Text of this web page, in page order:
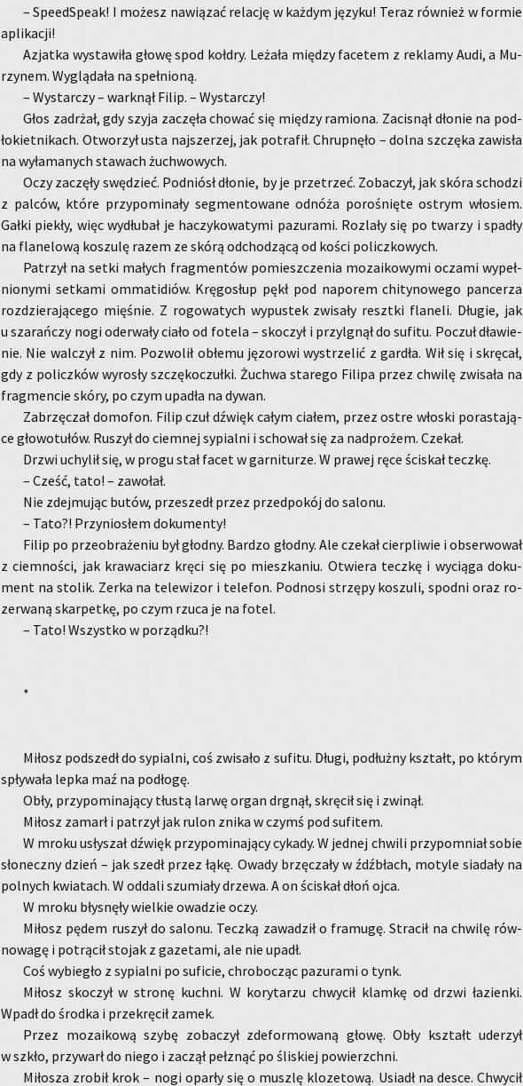
– Spe­ed­Spe­ak! I mo­żesz na­wią­zać re­la­cję w każ­dym ję­zy­ku! Teraz rów­nież w for­mie
apli­ka­cji!
Azjat­ka wy­sta­wi­ła głowę spod koł­dry. Le­ża­ła mię­dzy fa­ce­tem z re­kla­my Audi, a Mu­
rzy­nem. Wy­glą­da­ła na speł­nio­ną.
– Wy­star­czy – wark­nął Filip. – Wy­star­czy!
Głos za­drżał, gdy szyja za­czę­ła cho­wać się mię­dzy ra­mio­na. Za­ci­snął dło­nie na pod­
ło­kiet­ni­kach. Otwo­rzył usta naj­sze­rzej, jak po­tra­fił. Chrup­nę­ło – dolna szczę­ka za­wi­sła
na wy­ła­ma­nych sta­wach żu­chwo­wych.
Oczy za­czę­ły swę­dzieć. Pod­niósł dło­nie, by je prze­trzeć. Zo­ba­czył, jak skóra scho­dzi
z pal­ców, które przy­po­mi­na­ły seg­men­to­wa­ne od­nó­ża po­ro­śnię­te ostrym wło­siem.
Gałki pie­kły, więc wy­dłu­bał je ha­czy­ko­wa­ty­mi pa­zu­ra­mi. Roz­la­ły się po twa­rzy i spa­dły
na fla­ne­lo­wą ko­szu­lę razem ze skórą od­cho­dzą­cą od kości po­licz­ko­wych.
Pa­trzył na setki ma­łych frag­men­tów po­miesz­cze­nia mo­zai­ko­wy­mi ocza­mi wy­peł­
nio­ny­mi set­ka­mi om­ma­ti­diów. Krę­go­słup pękł pod na­po­rem chi­ty­no­we­go pan­ce­rza
roz­dzie­ra­ją­ce­go mię­śnie. Z ro­go­wa­tych wy­pu­stek zwi­sa­ły reszt­ki fla­ne­li. Dłu­gie, jak
u sza­rań­czy nogi ode­rwa­ły ciało od fo­te­la – sko­czył i przy­lgnął do su­fi­tu. Po­czuł dła­wie­
nie. Nie wal­czył z nim. Po­zwo­lił ob­łe­mu ję­zo­ro­wi wy­strze­lić z gar­dła. Wił się i skrę­cał,
gdy z po­licz­ków wy­ro­sły szczę­ko­czuł­ki. Żu­chwa sta­re­go Fi­li­pa przez chwi­lę zwi­sa­ła na
frag­men­cie skóry, po czym upa­dła na dywan.
Za­brzę­czał do­mo­fon. Filip czuł dźwięk całym cia­łem, przez ostre wło­ski po­ra­sta­ją­
ce gło­wo­tu­łów. Ru­szył do ciem­nej sy­pial­ni i scho­wał się za nad­pro­żem. Cze­kał.
Drzwi uchy­lił się, w progu stał facet w gar­ni­tu­rze. W pra­wej ręce ści­skał tecz­kę.
– Cześć, tato! – za­wo­łał.
Nie zdej­mu­jąc butów, prze­szedł przez przed­po­kój do sa­lo­nu.
– Tato?! Przy­nio­słem do­ku­men­ty!
Filip po prze­obra­że­niu był głod­ny. Bar­dzo głod­ny. Ale cze­kał cier­pli­wie i ob­ser­wo­wał
z ciem­no­ści, jak kra­wa­ciarz kręci się po miesz­ka­niu. Otwie­ra tecz­kę i wy­cią­ga do­ku­
ment na sto­lik. Zerka na te­le­wi­zor i te­le­fon. Pod­no­si strzę­py ko­szu­li, spodni oraz ro­
ze­rwa­ną skar­pet­kę, po czym rzuca je na fotel.
– Tato! Wszyst­ko w po­rząd­ku?!
*
Mi­łosz pod­szedł do sy­pial­ni, coś zwi­sa­ło z su­fi­tu. Długi, po­dłuż­ny kształt, po któ­rym
spły­wa­ła lepka maź na pod­ło­gę.
Obły, przy­po­mi­na­ją­cy tłu­stą larwę organ drgnął, skrę­cił się i zwi­nął.
Mi­łosz za­marł i pa­trzył jak rulon znika w czymś pod su­fi­tem.
W mroku usły­szał dźwięk przy­po­mi­na­ją­cy cy­ka­dy. W jed­nej chwi­li przy­po­mniał sobie
sło­necz­ny dzień – jak szedł przez łąkę. Owady brzę­cza­ły w źdźbłach, mo­ty­le sia­da­ły na
po­lnych kwia­tach. W od­da­li szu­mia­ły drze­wa. A on ści­skał dłoń ojca.
W mroku bły­snę­ły wiel­kie owa­dzie oczy.
Mi­łosz pędem ru­szył do sa­lo­nu. Tecz­ką za­wa­dził o fra­mu­gę. Stra­cił na chwi­lę rów­
no­wa­gę i po­trą­cił sto­jak z ga­ze­ta­mi, ale nie upadł.
Coś wy­bie­gło z sy­pial­ni po su­fi­cie, chro­bo­cząc pa­zu­ra­mi o tynk.
Mi­łosz sko­czył w stro­nę kuch­ni. W ko­ry­ta­rzu chwy­cił klam­kę od drzwi ła­zien­ki.
Wpadł do środ­ka i prze­krę­cił zamek.
Przez mo­zai­ko­wą szybę zo­ba­czył zde­for­mo­wa­ną głowę. Obły kształt ude­rzył
w szkło, przy­warł do niego i za­czął peł­znąć po śli­skiej po­wierzch­ni.
Mi­ło­sza zro­bił krok – nogi opar­ły się o musz­lę klo­ze­to­wą. Usiadł na desce. Chwy­cił